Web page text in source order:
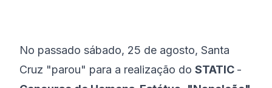
No passado sábado, 25 de agosto, Santa
Cruz "parou" para a realização do STATIC -